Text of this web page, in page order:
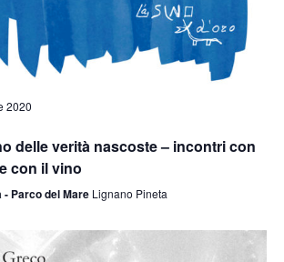
2020
delle verità nascoste – incontri con
con il vino
- Parco del Mare Lignano Pineta